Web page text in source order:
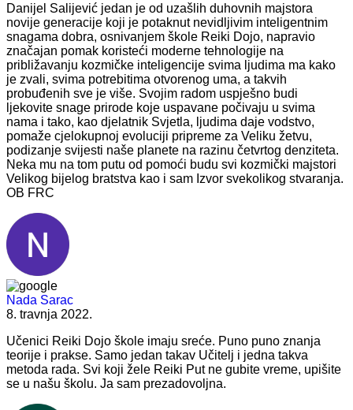
Danijel Salijević jedan je od uzašlih duhovnih majstora
novije generacije koji je potaknut nevidljivim inteligentnim
snagama dobra, osnivanjem škole Reiki Dojo, napravio
značajan pomak koristeći moderne tehnologije na
približavanju kozmičke inteligencije svima ljudima ma kako
je zvali, svima potrebitima otvorenog uma, a takvih
probuđenih sve je više. Svojim radom uspješno budi
ljekovite snage prirode koje uspavane počivaju u svima
nama i tako, kao djelatnik Svjetla, ljudima daje vodstvo,
pomaže cjelokupnoj evoluciji pripreme za Veliku žetvu,
podizanje svijesti naše planete na razinu četvrtog denziteta.
Neka mu na tom putu od pomoći budu svi kozmički majstori
Velikog bijelog bratstva kao i sam Izvor svekolikog stvaranja.
OB FRC
Nada Sarac
8. travnja 2022.
Učenici Reiki Dojo škole imaju sreće. Puno puno znanja
teorije i prakse. Samo jedan takav Učitelj i jedna takva
metoda rada. Svi koji žele Reiki Put ne gubite vreme, upišite
se u našu školu. Ja sam prezadovoljna.